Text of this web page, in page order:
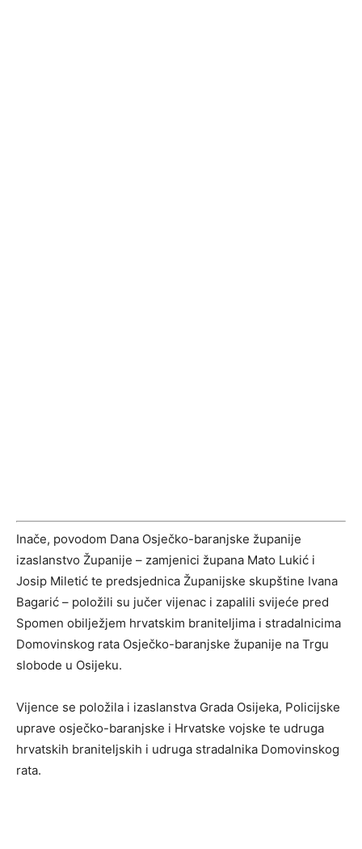
Inače, povodom Dana Osječko-baranjske županije
izaslanstvo Županije – zamjenici župana Mato Lukić i
Josip Miletić te predsjednica Županijske skupštine Ivana
Bagarić – položili su jučer vijenac i zapalili svijeće pred
Spomen obilježjem hrvatskim braniteljima i stradalnicima
Domovinskog rata Osječko-baranjske županije na Trgu
slobode u Osijeku.
Vijence se položila i izaslanstva Grada Osijeka, Policijske
uprave osječko-baranjske i Hrvatske vojske te udruga
hrvatskih braniteljskih i udruga stradalnika Domovinskog
rata.